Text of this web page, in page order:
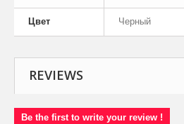
Цвет Черный
REVIEWS
Be the first to write your review !